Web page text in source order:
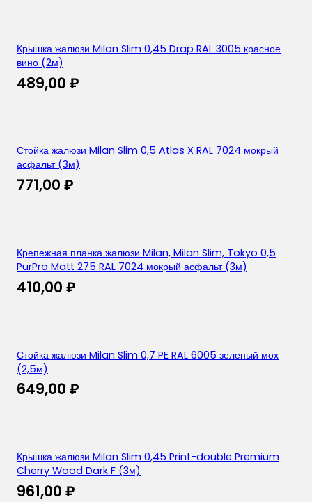
Крышка жалюзи Milan Slim 0,45 Drap RAL 3005 красное
вино (2м)
489,00 ₽
Стойка жалюзи Milan Slim 0,5 Atlas X RAL 7024 мокрый
асфальт (3м)
771,00 ₽
Крепежная планка жалюзи Milan, Milan Slim, Tokyo 0,5
PurPro Matt 275 RAL 7024 мокрый асфальт (3м)
410,00 ₽
Стойка жалюзи Milan Slim 0,7 PE RAL 6005 зеленый мох
(2,5м)
649,00 ₽
Крышка жалюзи Milan Slim 0,45 Print-double Premium
Cherry Wood Dark F (3м)
961,00 ₽